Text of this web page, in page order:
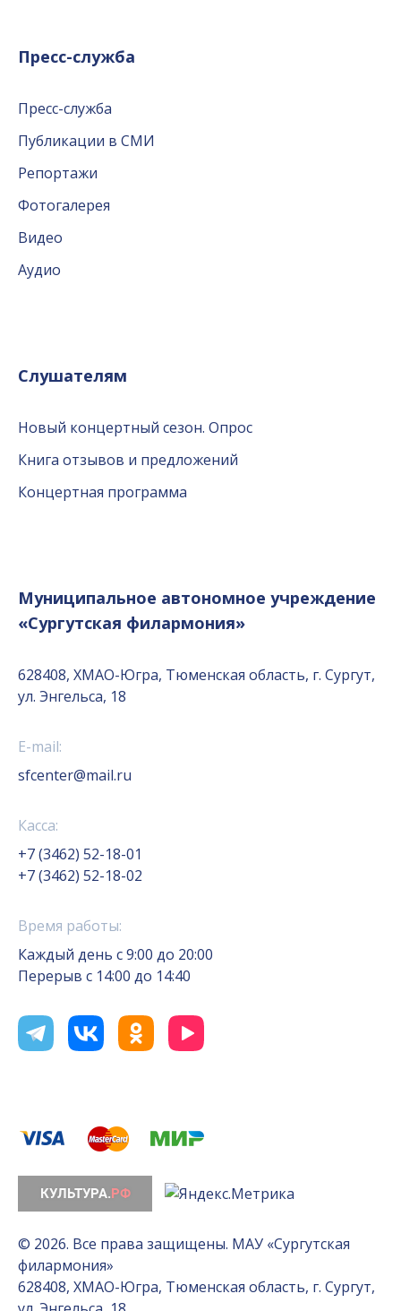
Пресс-служба
Пресс-служба
Публикации в СМИ
Репортажи
Фотогалерея
Видео
Аудио
Слушателям
Новый концертный сезон. Опрос
Книга отзывов и предложений
Концертная программа
Муниципальное автономное учреждение
«Сургутская филармония»
628408, ХМАО-Югра, Тюменская область, г. Сургут,
ул. Энгельса, 18
E-mail:
sfcenter@mail.ru
Касса:
+7 (3462) 52-18-01
+7 (3462) 52-18-02
Время работы:
Каждый день с 9:00 до 20:00
Перерыв с 14:00 до 14:40
© 2026. Все права защищены. МАУ «Сургутская
филармония»
628408, ХМАО-Югра, Тюменская область, г. Сургут,